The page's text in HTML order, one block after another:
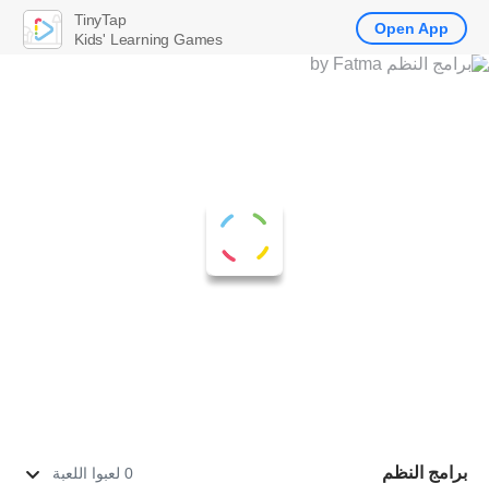
برامج النظم 0 لعبوا اللعبة
TinyTap
Kids' Learning Games
Open App